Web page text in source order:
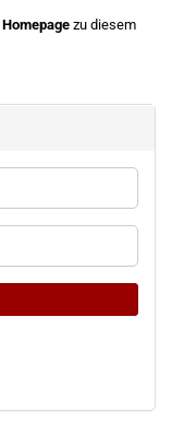
Homepage zu diesem